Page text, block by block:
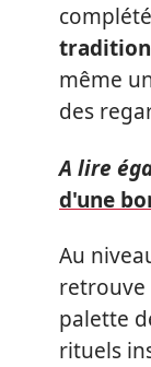
même
des
A lire
d'une
Au
retrouve
palette
rituels